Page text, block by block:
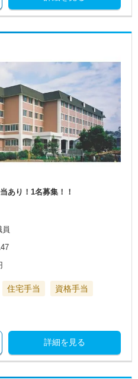
あり！1名募集！！
住宅手当
資格手当
詳細を見る